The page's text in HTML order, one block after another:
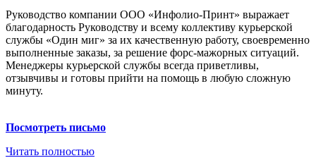
Руководство компании ООО «Инфолио-Принт» выражает
благодарность Руководству и всему коллективу курьерской
службы «Один миг» за их качественную работу, своевременно
выполненные заказы, за решение форс-мажорных ситуаций.
Менеджеры курьерской службы всегда приветливы,
отзывчивы и готовы прийти на помощь в любую сложную
минуту.
Посмотреть письмо
Читать полностью